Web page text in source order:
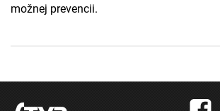
možnej prevencii.